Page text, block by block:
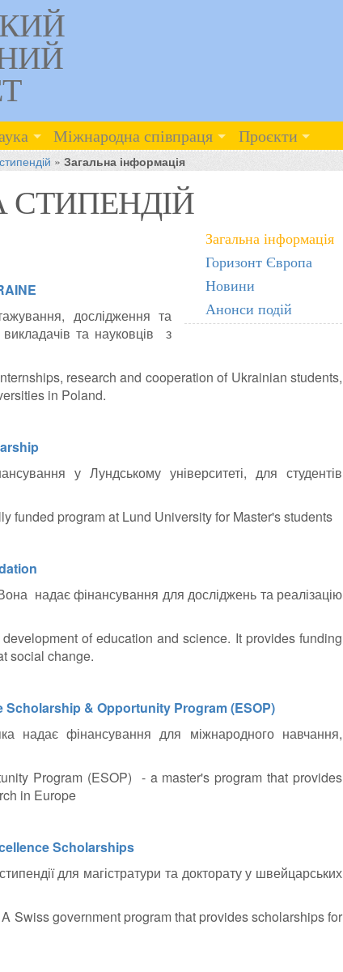
Міжнародна співпраця Проєкти
» Загальна інформація
СТИПЕНДІЙ
Загальна інформація
Горизонт Європа
Новини
Анонси подій
дослідження та
викладачів та науковців з
research and cooperation of Ukrainian students,
in Poland.
у Лундському університеті, для студентів
funded program at Lund University for Master's students
надає фінансування для досліджень та реалізацію
of education and science. It provides funding
social change.
Scholarship & Opportunity Program (ESOP)
надає фінансування для міжнародного навчання,
Program (ESOP) - a master's program that provides
in Europe
Scholarships
для магістратури та докторату у швейцарських
Swiss government program that provides scholarships for